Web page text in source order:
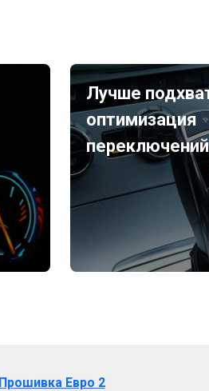
Лучше
оптимизация
Прошивка Евро 2